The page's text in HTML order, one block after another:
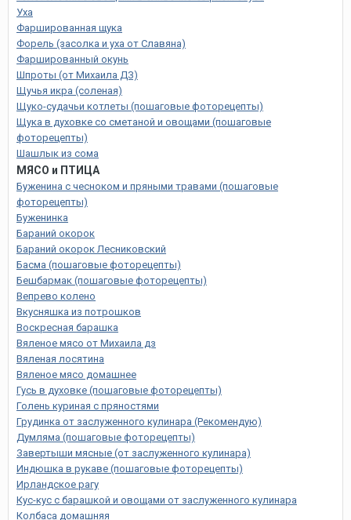
Уха
Фаршированная щука
Форель (засолка и уха от Славяна)
Фаршированный окунь
Шпроты (от Михаила ДЗ)
Щучья икра (соленая)
Щуко-судачьи котлеты (пошаговые фоторецепты)
Щука в духовке со сметаной и овощами (пошаговые
фоторецепты)
Шашлык из сома
МЯСО и ПТИЦА
Буженина с чесноком и пряными травами (пошаговые
фоторецепты)
Буженинка
Бараний окорок
Бараний окорок Лесниковский
Басма (пошаговые фоторецепты)
Бешбармак (пошаговые фоторецепты)
Вепрево колено
Вкусняшка из потрошков
Воскресная барашка
Вяленое мясо от Михаила дз
Вяленая лосятина
Вяленое мясо домашнее
Гусь в духовке (пошаговые фоторецепты)
Голень куриная с пряностями
Грудинка от заслуженного кулинара (Рекомендую)
Думляма (пошаговые фоторецепты)
Завертыши мясные (от заслуженного кулинара)
Индюшка в рукаве (пошаговые фоторецепты)
Ирландское рагу
Кус-кус с барашкой и овощами от заслуженного кулинара
Колбаса домашняя